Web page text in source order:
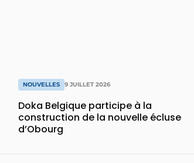
NOUVELLES 9 JUILLET 2026
Doka Belgique participe à la
construction de la nouvelle écluse
d’Obourg